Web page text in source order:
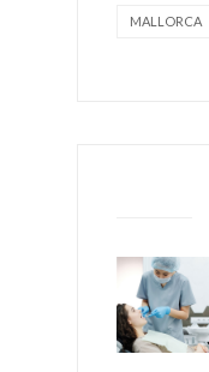
MALLORCA